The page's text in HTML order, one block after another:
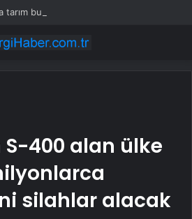
buluşması hasatla açıldı
S-400 alan ülke
silahlar alacak